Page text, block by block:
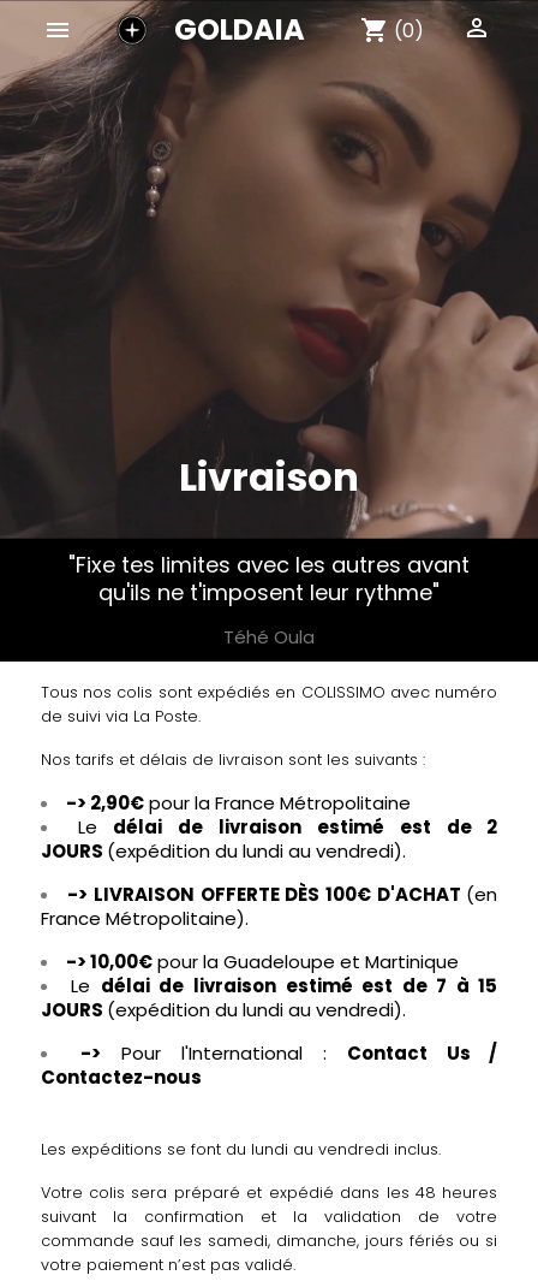
 GOLDAIA shopping_cart (0) 
Livraison
"Fixe tes limites avec les autres avant
qu'ils ne t'imposent leur rythme"
Téhé Oula
Tous nos colis sont expédiés en COLISSIMO avec numéro
de suivi via La Poste.
Nos tarifs et délais de livraison sont les suivants :
-> 2,90€pour la France Métropolitaine
Le délai de livraison estimé est de 2
JOURS (expédition du lundi au vendredi).
-> LIVRAISON OFFERTE DÈS 100€ D'ACHAT (en
France Métropolitaine).
-> 10,00€pour la Guadeloupe et Martinique
Le délai de livraison estimé est de 7 à 15
JOURS (expédition du lundi au vendredi).
-> Pour l'International : Contact Us /
Contactez-nous
Les expéditions se font du lundi au vendredi inclus.
Votre colis sera préparé et expédié dans les 48 heures
suivant la confirmation et la validation de votre
commande sauf les samedi, dimanche, jours fériés ou si
votre paiement n’est pas validé.